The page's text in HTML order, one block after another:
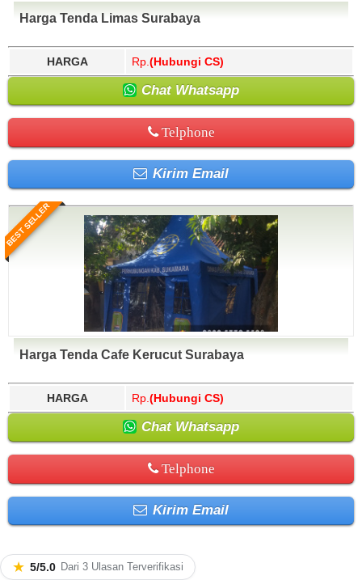
Harga Tenda Limas Surabaya
HARGA Rp. (Hubungi CS)
Chat Whatsapp
Telphone
Kirim Email
BEST SELLER
Harga Tenda Cafe Kerucut Surabaya
HARGA Rp. (Hubungi CS)
Chat Whatsapp
Telphone
Kirim Email
★ 5/5.0 Dari 3 Ulasan Terverifikasi